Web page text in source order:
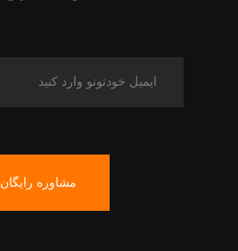
مشاوره رایگان